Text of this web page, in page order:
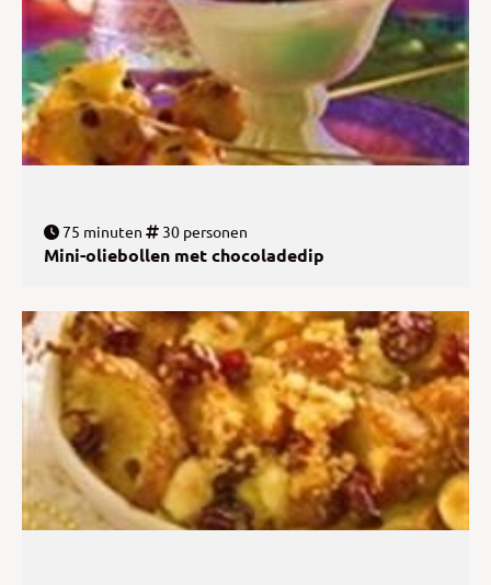
75 minuten 30 personen
Mini-oliebollen met chocoladedip